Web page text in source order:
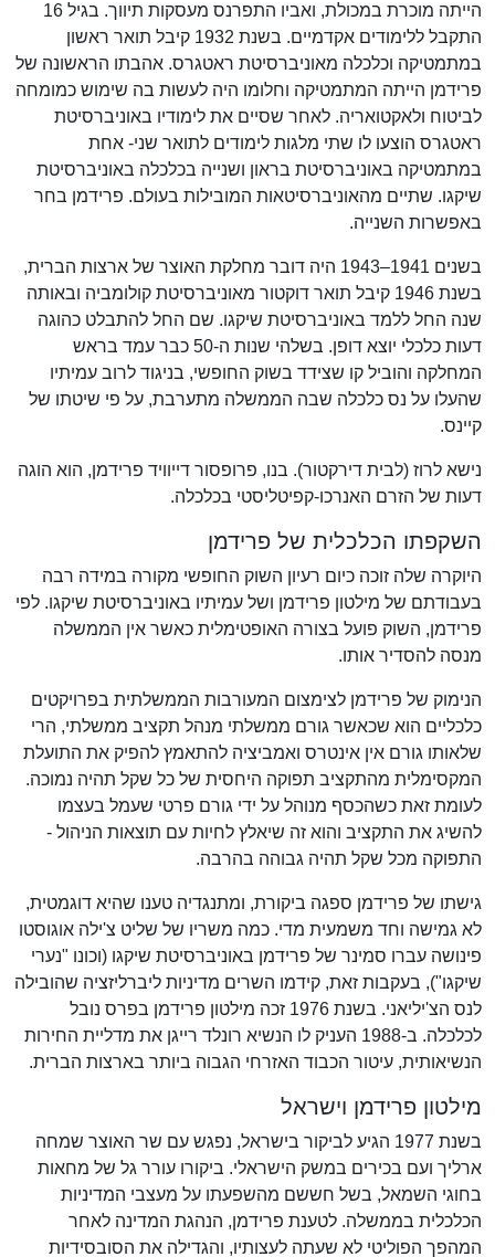
הייתה מוכרת במכולת, ואביו התפרנס מעסקות תיווך. בגיל 16
התקבל ללימודים אקדמיים. בשנת 1932 קיבל תואר ראשון
במתמטיקה וכלכלה מאוניברסיטת ראטגרס. אהבתו הראשונה של
פרידמן הייתה המתמטיקה וחלומו היה לעשות בה שימוש כמומחה
לביטוח ולאקטואריה. לאחר שסיים את לימודיו באוניברסיטת
ראטגרס הוצעו לו שתי מלגות לימודים לתואר שני- אחת
במתמטיקה באוניברסיטת בראון ושנייה בכלכלה באוניברסיטת
שיקגו. שתיים מהאוניברסיטאות המובילות בעולם. פרידמן בחר
באפשרות השנייה.
בשנים 1941–1943 היה דובר מחלקת האוצר של ארצות הברית,
בשנת 1946 קיבל תואר דוקטור מאוניברסיטת קולומביה ובאותה
שנה החל ללמד באוניברסיטת שיקגו. שם החל להתבלט כהוגה
דעות כלכלי יוצא דופן. בשלהי שנות ה-50 כבר עמד בראש
המחלקה והוביל קו שצידד בשוק החופשי, בניגוד לרוב עמיתיו
שהעלו על נס כלכלה שבה הממשלה מתערבת, על פי שיטתו של
קיינס.
נישא לרוז (לבית דירקטור). בנו, פרופסור דייוויד פרידמן, הוא הוגה
דעות של הזרם האנרכו-קפיטליסטי בכלכלה.
השקפתו הכלכלית של פרידמן
היוקרה שלה זוכה כיום רעיון השוק החופשי מקורה במידה רבה
בעבודתם של מילטון פרידמן ושל עמיתיו באוניברסיטת שיקגו. לפי
פרידמן, השוק פועל בצורה האופטימלית כאשר אין הממשלה
מנסה להסדיר אותו.
הנימוק של פרידמן לצימצום המעורבות הממשלתית בפרויקטים
כלכליים הוא שכאשר גורם ממשלתי מנהל תקציב ממשלתי, הרי
שלאותו גורם אין אינטרס ואמביציה להתאמץ להפיק את התועלת
המקסימלית מהתקציב תפוקה היחסית של כל שקל תהיה נמוכה.
לעומת זאת כשהכסף מנוהל על ידי גורם פרטי שעמל בעצמו
להשיג את התקציב והוא זה שיאלץ לחיות עם תוצאות הניהול -
התפוקה מכל שקל תהיה גבוהה בהרבה.
גישתו של פרידמן ספגה ביקורת, ומתנגדיה טענו שהיא דוגמטית,
לא גמישה וחד משמעית מדי. כמה משריו של שליט צ'ילה אוגוסטו
פינושה עברו סמינר של פרידמן באוניברסיטת שיקגו (וכונו "נערי
שיקגו"), בעקבות זאת, קידמו השרים מדיניות ליברליזציה שהובילה
לנס הצ'יליאני. בשנת 1976 זכה מילטון פרידמן בפרס נובל
לכלכלה. ב-1988 העניק לו הנשיא רונלד רייגן את מדליית החירות
הנשיאותית, עיטור הכבוד האזרחי הגבוה ביותר בארצות הברית.
מילטון פרידמן וישראל
בשנת 1977 הגיע לביקור בישראל, נפגש עם שר האוצר שמחה
ארליך ועם בכירים במשק הישראלי. ביקורו עורר גל של מחאות
בחוגי השמאל, בשל חששם מהשפעתו על מעצבי המדיניות
הכלכלית בממשלה. לטענת פרידמן, הנהגת המדינה לאחר
המהפך הפוליטי לא שעתה לעצותיו, והגדילה את הסובסידיות